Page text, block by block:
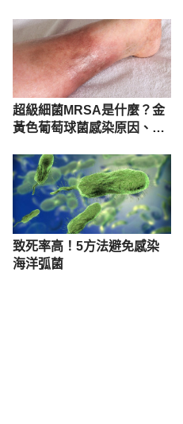
超級細菌MRSA是什麼？金
黃色葡萄球菌感染原因、症
致死率高！5方法避免感染
海洋弧菌